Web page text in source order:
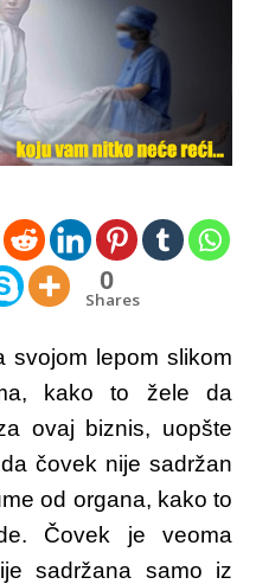
0
Shares
svojom lepom slikom
kako to žele da
ovaj biznis, uopšte
čovek nije sadržan
od organa, kako to
Čovek je veoma
sadržana samo iz